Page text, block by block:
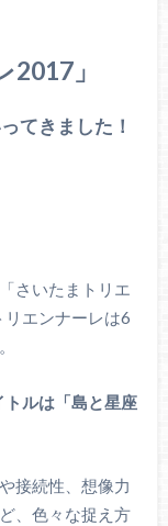
2017」
てきました！
さいたまトリエ
エンナーレは6
トルは「島と星座
接続性、想像力
、色々な捉え方